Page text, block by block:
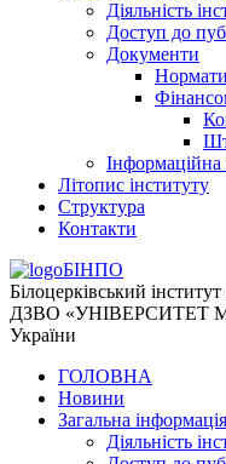
Діяльність
Доступ до
Документи
Інформаційна
Літопис інституту
Структура
Контакти
БІНПО
Білоцерківський
ДЗВО
України
ГОЛОВНА
Новини
Загальна інформація
Діяльність